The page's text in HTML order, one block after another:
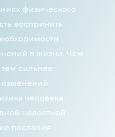
физического
воспринять
в жизни. Чем
сильнее
изменений.
человека
целостной
послания